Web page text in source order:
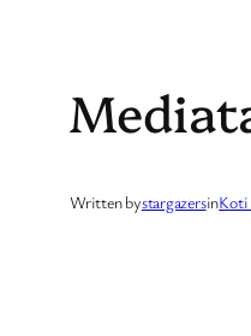
Written bystargazersinKoti